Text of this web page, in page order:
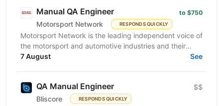
Manual QA Engineer
Motorsport Network RESPONDS QUICKLY
to $750
Motorsport Network is the leading independent voice of
the motorsport and automotive industries and their
fans, is actively seeking a skilled and proactive...
7 August See
QA Manual Engineer
Bliscore RESPONDS QUICKLY
$$